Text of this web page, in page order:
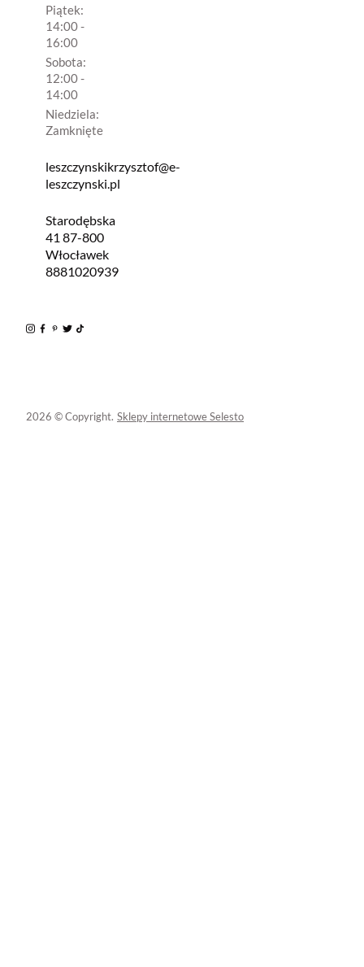
Piątek:
14:00 -
16:00
Sobota:
12:00 -
14:00
Niedziela:
Zamknięte
leszczynskikrzysztof@e-
leszczynski.pl
Starodębska
41 87-800
Włocławek
8881020939
2026 © Copyright. Sklepy internetowe Selesto